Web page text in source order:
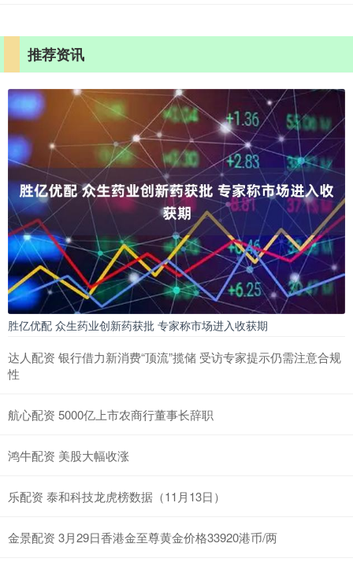
推荐资讯
胜亿优配 众生药业创新药获批 专家称市场进入收获期
达人配资 银行借力新消费“顶流”揽储 受访专家提示仍需注意合规
性
航心配资 5000亿上市农商行董事长辞职
鸿牛配资 美股大幅收涨
乐配资 泰和科技龙虎榜数据（11月13日）
金景配资 3月29日香港金至尊黄金价格33920港币/两